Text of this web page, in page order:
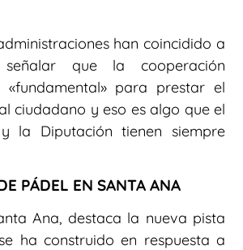
han coincidido a
que la cooperación
«fundamental» para prestar el
ciudadano y eso es algo que el
la Diputación tienen siempre
PÁDEL EN SANTA ANA
Ana, destaca la nueva pista
ha construido en respuesta a